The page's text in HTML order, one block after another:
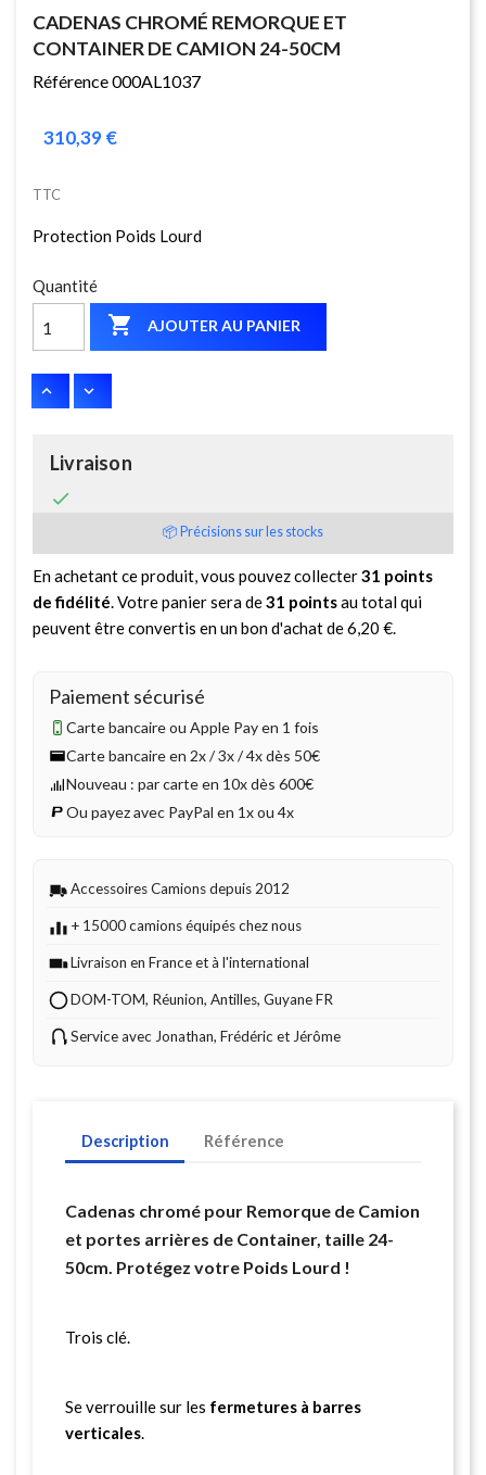
CADENAS CHROMÉ REMORQUE ET
CONTAINER DE CAMION 24-50CM
Référence 000AL1037
310,39 €
TTC
Protection Poids Lourd
Quantité
 AJOUTER AU PANIER
Livraison

📦 Précisions sur les stocks
En achetant ce produit, vous pouvez collecter31 points
de fidélité. Votre panier sera de31 pointsau total qui
peuvent être convertis en un bon d'achat de6,20 €.
Paiement sécurisé
Carte bancaire ou Apple Pay en 1 fois
Carte bancaire en 2x / 3x / 4x dès 50€
Nouveau : par carte en 10x dès 600€
Ou payez avec PayPal en 1x ou 4x
Accessoires Camions depuis 2012
+ 15000 camions équipés chez nous
Livraison en France et à l'international
DOM-TOM, Réunion, Antilles, Guyane FR
Service avec Jonathan, Frédéric et Jérôme
Description Référence
Cadenas chromé pour Remorque de Camion
et portes arrières de Container, taille 24-
50cm. Protégez votre Poids Lourd !
Trois clé.
Se verrouille sur les fermetures à barres
verticales.